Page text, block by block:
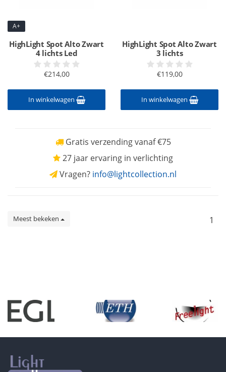
A+
HighLight Spot Alto Zwart
4 lichts Led
€214,00
In winkelwagen
HighLight Spot Alto Zwart
3 lichts
€119,00
In winkelwagen
Gratis verzending vanaf €75
27 jaar ervaring in verlichting
Vragen? info@lightcollection.nl
Meest bekeken 1